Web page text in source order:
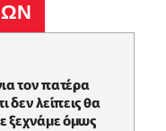
τον πατέρα
δεν λείπεις θα
ξεχνάμε όμως